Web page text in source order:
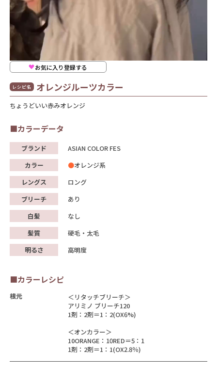
お気に入り登録する
レシピ名 オレンジルーツカラー
ちょうどいい赤みオレンジ
■カラーデータ
ブランド
ASIAN COLOR FES
カラー
オレンジ系
レングス
ロング
ブリーチ
あり
白髪
なし
髪質
硬毛・太毛
明るさ
高明度
■カラーレシピ
根元
＜リタッチブリーチ＞
アリミノ ブリーチ120
1剤：2剤＝1：2(OX6%)
＜オンカラー＞
10ORANGE：10RED＝5：1
1剤：2剤＝1：1(OX2.8％)